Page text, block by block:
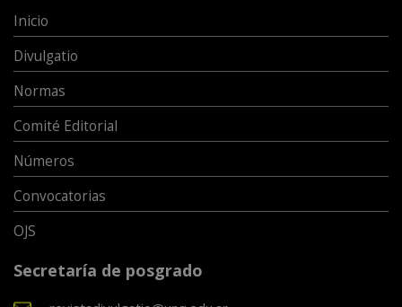
Inicio
Divulgatio
Normas
Comité Editorial
Números
Convocatorias
OJS
Secretaría de posgrado